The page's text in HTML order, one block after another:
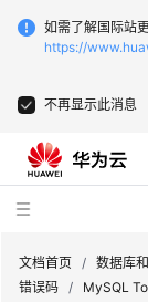
如需了解国际站
https://
不再显示此消息
文档首页 / 数据库
错误码 / MySQL